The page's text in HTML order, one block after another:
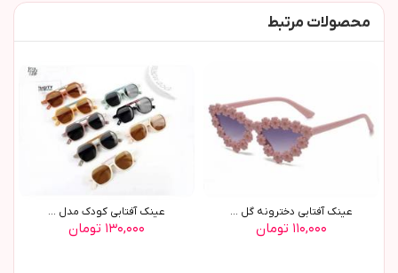
محصولات مرتبط
عينک آفتابي دخترونه گل ...
۱۱۰,۰۰۰ تومان
عينک آفتابي کودک مدل ...
۱۳۰,۰۰۰ تومان